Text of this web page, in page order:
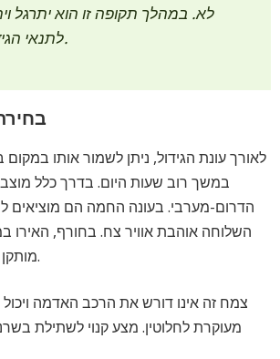
לא. במהלך תקופה זו הוא יתרגל
לתנאי הגידול בתוך הבית.
לאורך עונת הגידול, ניתן לשמור אותו
במשך רוב שעות היום. בדרך כלל מוצב
הדרום-מערבי. בעונה החמה הם
השלוחה אוהבת אוויר צח. בחורף, האירו
מותקן במרחק של 50 ס"מ.
צמח זה אינו דורש את הרכב האדמה
מעוקרת לחלוטין. מצע קנוי לשתילת